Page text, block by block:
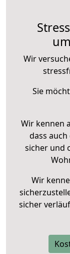
Wir
Sie
Wir kennen
dass
sicher und
Wir
sicher